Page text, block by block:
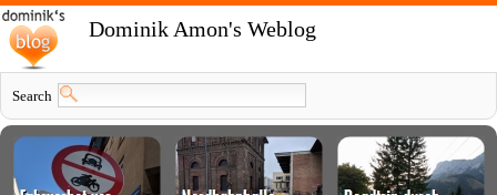
Dominik Amon's Weblog
Search